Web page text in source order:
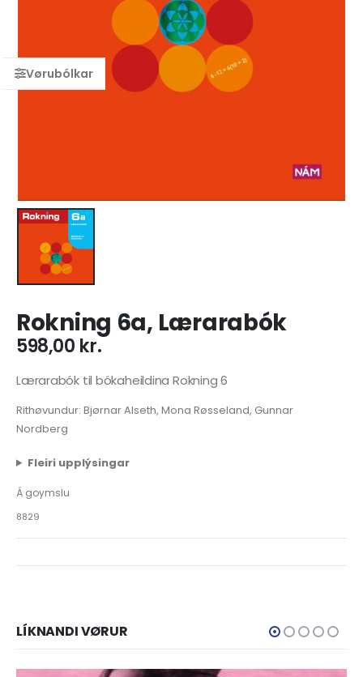
Rokning 6a, Lærarabók
598,00 kr.
Lærarabók til bókaheildina Rokning 6
Rithøvundur: Bjørnar Alseth, Mona Røsseland, Gunnar
Nordberg
Fleiri upplýsingar
Á goymslu
8829
LÍKNANDI VØRUR